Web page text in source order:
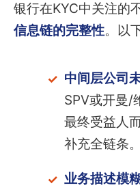
银行在KYC中关注的
信息链的完整性。以
中间层公司
SPV或开曼/
最终受益人
补充全链条。
业务描述模